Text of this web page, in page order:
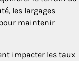
les largages
maintenir
impacter les taux